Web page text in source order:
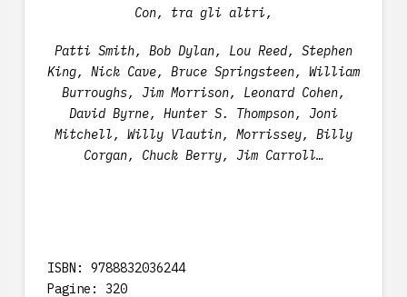
Con, tra gli altri,
Patti Smith, Bob Dylan, Lou Reed, Stephen
King, Nick Cave, Bruce Springsteen, William
Burroughs, Jim Morrison, Leonard Cohen,
David Byrne, Hunter S. Thompson, Joni
Mitchell, Willy Vlautin, Morrissey, Billy
Corgan, Chuck Berry, Jim Carroll…
ISBN: 9788832036244
Pagine: 320